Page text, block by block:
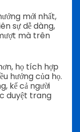
mới nhất,
sự dễ dàng,
mà trên
họ tích hợp
hướng của họ.
kể cả người
duyệt trang